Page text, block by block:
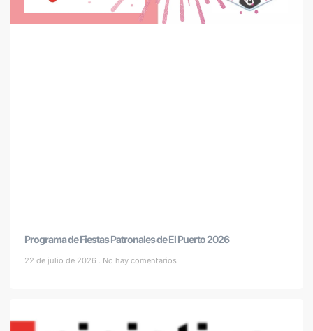
Programa de Fiestas Patronales de El Puerto 2026
22 de julio de 2026 No hay comentarios